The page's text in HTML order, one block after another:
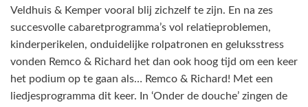
Veldhuis & Kemper vooral blij zichzelf te zijn. En na zes
succesvolle cabaretprogramma’s vol relatieproblemen,
kinderperikelen, onduidelijke rolpatronen en geluksstress
vonden Remco & Richard het dan ook hoog tijd om een keer
het podium op te gaan als… Remco & Richard! Met een
liedjesprogramma dit keer. In ‘Onder de douche’ zingen de